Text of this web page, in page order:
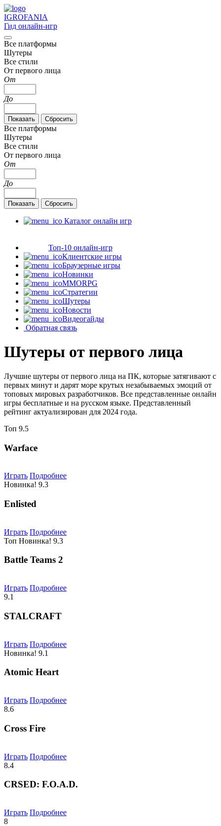
IGROFANIA
Гид онлайн-игр
Все платформы
Шутеры
Все стили
От первого лица
От
До
Все платформы
Шутеры
Все стили
От первого лица
От
До
Каталог онлайн игр
Топ-10 онлайн-игр
Клиентские игры
Браузерные игры
Новинки
MMORPG
Стратегии
Шутеры
Новости
Видеогайды
Обратная связь
Шутеры от первого лица
Лучшие шутеры от первого лица на ПК, которые затягивают с
первых минут и дарят море крутых незабываемых эмоций от
топовых мировых разработчиков. Все представленные онлайн
игры бесплатные и на русском языке. Представленный
рейтинг актуализирован для 2024 года.
Топ 9.5
Warface
Играть Подробнее
Новинка! 9.3
Enlisted
Играть Подробнее
Топ Новинка! 9.3
Battle Teams 2
Играть Подробнее
9.1
STALCRAFT
Играть Подробнее
Новинка! 9.1
Atomic Heart
Играть Подробнее
8.6
Cross Fire
Играть Подробнее
8.4
CRSED: F.O.A.D.
Играть Подробнее
8